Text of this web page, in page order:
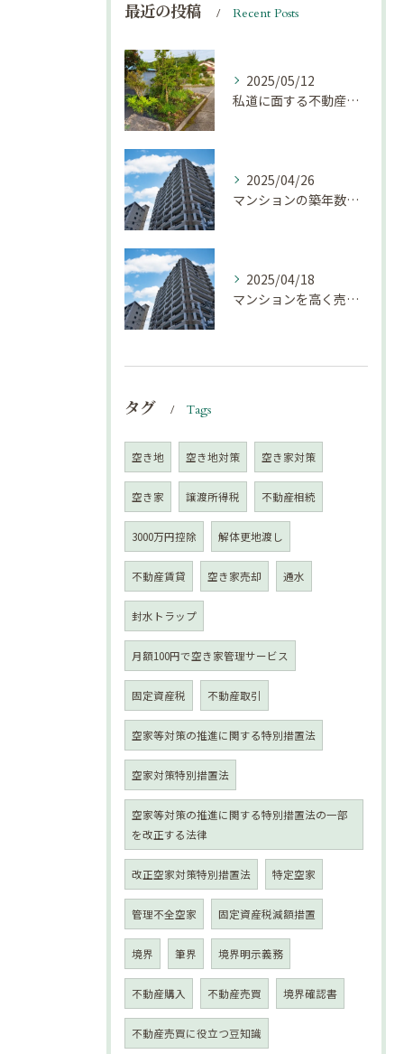
最近の投稿 Recent Posts
2025/05/12
私道に面する不動産は売却しにくい？｜不動産売却豆知識（第69回）
2025/04/26
マンションの築年数による資産価値の変化とは｜不動産売却豆知識（第68回）
2025/04/18
マンションを高く売却するための注意点！
タグ Tags
空き地 空き地対策 空き家対策
空き家 譲渡所得税 不動産相続
3000万円控除 解体更地渡し
不動産賃貸 空き家売却 通水
封水トラップ
月額100円で空き家管理サービス
固定資産税 不動産取引
空家等対策の推進に関する特別措置法
空家対策特別措置法
空家等対策の推進に関する特別措置法の一部
を改正する法律
改正空家対策特別措置法 特定空家
管理不全空家 固定資産税減額措置
境界 筆界 境界明示義務
不動産購入 不動産売買 境界確認書
不動産売買に役立つ豆知識